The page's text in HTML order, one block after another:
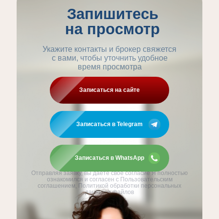
Отправляя заявку, вы даёте своё согласие Я полностью
ознакомился и согласен с Пользовательским
соглашением, Политикой обработки персональных
данных и файлов
Запишитесь
на просмотр
Укажите контакты и брокер свяжется
с вами, чтобы уточнить удобное
время просмотра
Записаться на сайте
Записаться в WhatsApp
Записаться в Telegram